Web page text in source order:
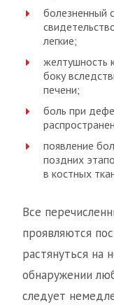
болезненный
легкие;
желтушность
боку
печени;
боль при
появление
поздних
в костных
Все
проявляются
растянуться на
обнаружении
следует